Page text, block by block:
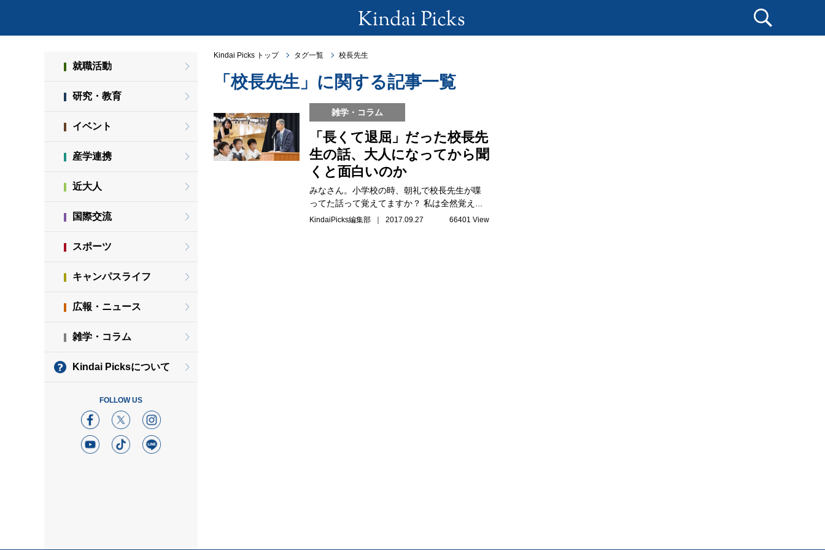
Kindai Picks トップ タグ一覧 校長先生
「校長先生」に関する記事一覧
雑学・コラム
「長くて退屈」だった校長先
生の話、大人になってから聞
くと面白いのか
みなさん。小学校の時、朝礼で校長先生が喋
ってた話って覚えてますか？ 私は全然覚え...
KindaiPicks編集部 ｜ 2017.09.27 66401 View
就職活動
研究・教育
イベント
産学連携
近大人
国際交流
スポーツ
キャンパスライフ
広報・ニュース
雑学・コラム
Kindai Picksについて
FOLLOW US